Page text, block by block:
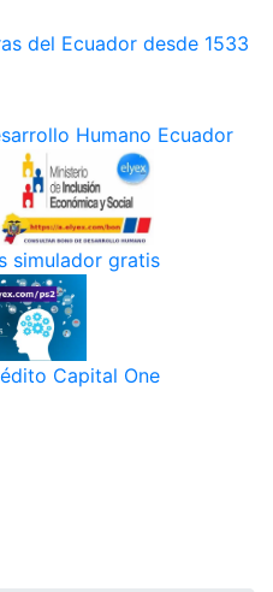
del Ecuador desde 1533
Humano Ecuador
simulador gratis
Capital One